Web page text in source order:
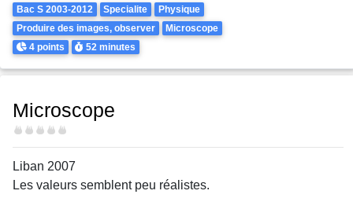
Theme
Bac S 2003-2012 Specialite
Physique
Produire des images, observer
Microscope
Points
4 points Durée
52 minutes
Microscope
Difficulté
Liban 2007
Les valeurs semblent peu réalistes.